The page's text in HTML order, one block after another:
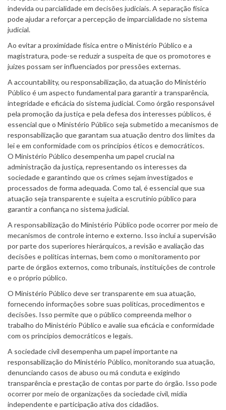
indevida ou parcialidade em decisões judiciais. A separação física
pode ajudar a reforçar a percepção de imparcialidade no sistema
judicial.
Ao evitar a proximidade física entre o Ministério Público e a
magistratura, pode-se reduzir a suspeita de que os promotores e
juízes possam ser influenciados por pressões externas.
A accountability, ou responsabilização, da atuação do Ministério
Público é um aspecto fundamental para garantir a transparência,
integridade e eficácia do sistema judicial. Como órgão responsável
pela promoção da justiça e pela defesa dos interesses públicos, é
essencial que o Ministério Público seja submetido a mecanismos de
responsabilização que garantam sua atuação dentro dos limites da
lei e em conformidade com os princípios éticos e democráticos.
O Ministério Público desempenha um papel crucial na
administração da justiça, representando os interesses da
sociedade e garantindo que os crimes sejam investigados e
processados de forma adequada. Como tal, é essencial que sua
atuação seja transparente e sujeita a escrutínio público para
garantir a confiança no sistema judicial.
A responsabilização do Ministério Público pode ocorrer por meio de
mecanismos de controle interno e externo. Isso inclui a supervisão
por parte dos superiores hierárquicos, a revisão e avaliação das
decisões e políticas internas, bem como o monitoramento por
parte de órgãos externos, como tribunais, instituições de controle
e o próprio público.
O Ministério Público deve ser transparente em sua atuação,
fornecendo informações sobre suas políticas, procedimentos e
decisões. Isso permite que o público compreenda melhor o
trabalho do Ministério Público e avalie sua eficácia e conformidade
com os princípios democráticos e legais.
A sociedade civil desempenha um papel importante na
responsabilização do Ministério Público, monitorando sua atuação,
denunciando casos de abuso ou má conduta e exigindo
transparência e prestação de contas por parte do órgão. Isso pode
ocorrer por meio de organizações da sociedade civil, mídia
independente e participação ativa dos cidadãos.